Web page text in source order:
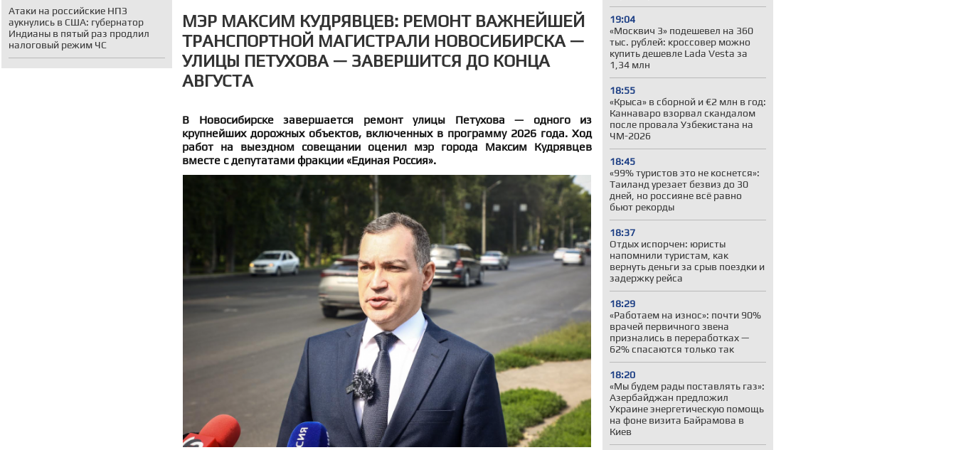
Атаки на российские НПЗ
аукнулись в США: губернатор
Индианы в пятый раз продлил
налоговый режим ЧС
19:04
«Москвич 3» подешевел на 360
тыс. рублей: кроссовер можно
купить дешевле Lada Vesta за
1,34 млн
18:55
«Крыса» в сборной и €2 млн в год:
Каннаваро взорвал скандалом
после провала Узбекистана на
ЧМ-2026
18:45
«99% туристов это не коснется»:
Таиланд урезает безвиз до 30
дней, но россияне всё равно
бьют рекорды
18:37
Отдых испорчен: юристы
напомнили туристам, как
вернуть деньги за срыв поездки и
задержку рейса
18:29
«Работаем на износ»: почти 90%
врачей первичного звена
признались в переработках —
62% спасаются только так
18:20
«Мы будем рады поставлять газ»:
Азербайджан предложил
Украине энергетическую помощь
на фоне визита Байрамова в
Киев
МЭР МАКСИМ КУДРЯВЦЕВ: РЕМОНТ ВАЖНЕЙШЕЙ
ТРАНСПОРТНОЙ МАГИСТРАЛИ НОВОСИБИРСКА —
УЛИЦЫ ПЕТУХОВА — ЗАВЕРШИТСЯ ДО КОНЦА
АВГУСТА
В Новосибирске завершается ремонт улицы Петухова — одного из
крупнейших дорожных объектов, включенных в программу 2026 года. Ход
работ на выездном совещании оценил мэр города Максим Кудрявцев
вместе с депутатами фракции «Единая Россия».